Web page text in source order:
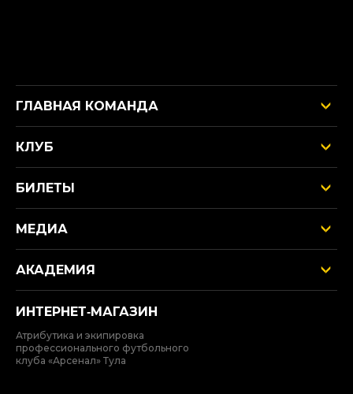
ГЛАВНАЯ КОМАНДА
КЛУБ
БИЛЕТЫ
МЕДИА
АКАДЕМИЯ
ИНТЕРНЕТ‑МАГАЗИН
Атрибутика и экипировка
профессионального футбольного
клуба «Арсенал» Тула